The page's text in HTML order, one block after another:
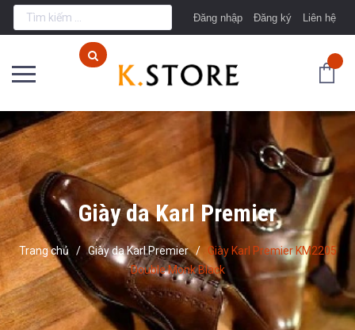
Đăng nhập Đăng ký Liên hệ
Giày da Karl Premier
Trang chủ / Giày da Karl Premier / Giày Karl Premier KM2205
Double Monk Black